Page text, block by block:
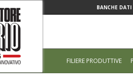
BANCHE DATI
FILIERE PRODUTTIVE